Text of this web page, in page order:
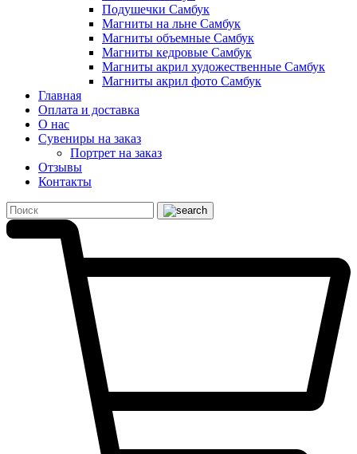
Подушечки Самбук
Магниты на льне Самбук
Магниты объемные Самбук
Магниты кедровые Самбук
Магниты акрил художественные Самбук
Магниты акрил фото Самбук
Главная
Оплата и доставка
О нас
Сувениры на заказ
Портрет на заказ
Отзывы
Контакты